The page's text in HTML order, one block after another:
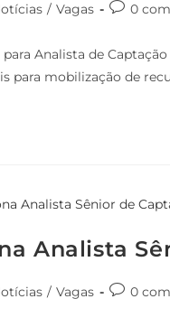
/ Vagas 0
Analista de Captação
para mobilização de
Analista
/ Vagas 0